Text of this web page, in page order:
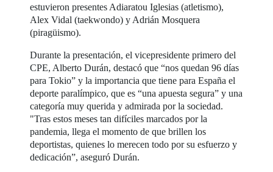
estuvieron presentes Adiaratou Iglesias (atletismo),
Alex Vidal (taekwondo) y Adrián Mosquera
(piragüismo).
Durante la presentación, el vicepresidente primero del
CPE, Alberto Durán, destacó que “nos quedan 96 días
para Tokio” y la importancia que tiene para España el
deporte paralímpico, que es “una apuesta segura” y una
categoría muy querida y admirada por la sociedad.
"Tras estos meses tan difíciles marcados por la
pandemia, llega el momento de que brillen los
deportistas, quienes lo merecen todo por su esfuerzo y
dedicación”, aseguró Durán.